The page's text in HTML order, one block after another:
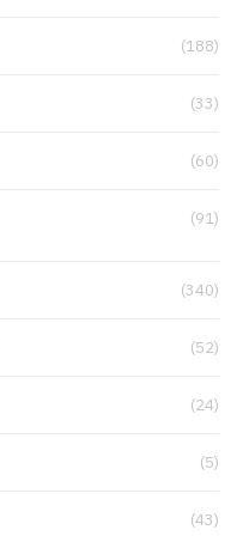
(188)
(33)
(60)
(91)
(340)
(52)
(24)
(5)
(43)